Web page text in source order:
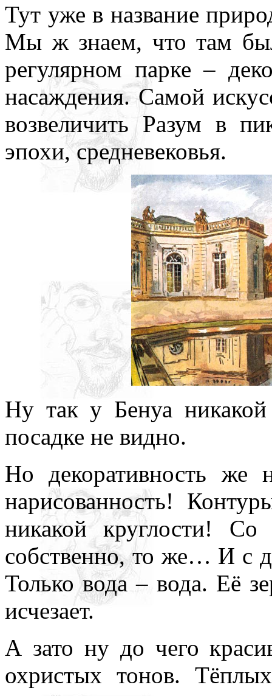
Тут уже в название
Мы ж знаем, что там
регулярном парке –
насаждения. Самой
возвеличить Разум в
эпохи, средневековья.
Ну так у Бенуа никакой
посадке не видно.
Но декоративность же
нарисованность!
никакой круглости! Со
собственно, то же… И с
Только вода – вода. Её
исчезает.
А зато ну до чего
охристых тонов.